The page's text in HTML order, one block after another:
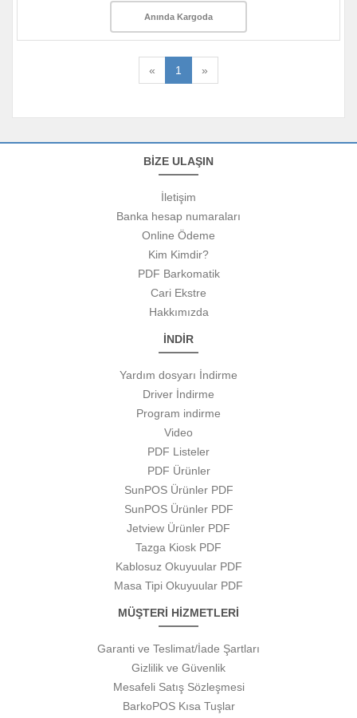
Anında Kargoda
« 1 »
BİZE ULAŞIN
İletişim
Banka hesap numaraları
Online Ödeme
Kim Kimdir?
PDF Barkomatik
Cari Ekstre
Hakkımızda
İNDİR
Yardım dosyarı İndirme
Driver İndirme
Program indirme
Video
PDF Listeler
PDF Ürünler
SunPOS Ürünler PDF
SunPOS Ürünler PDF
Jetview Ürünler PDF
Tazga Kiosk PDF
Kablosuz Okuyuular PDF
Masa Tipi Okuyuular PDF
MÜŞTERİ HİZMETLERİ
Garanti ve Teslimat/İade Şartları
Gizlilik ve Güvenlik
Mesafeli Satış Sözleşmesi
BarkoPOS Kısa Tuşlar